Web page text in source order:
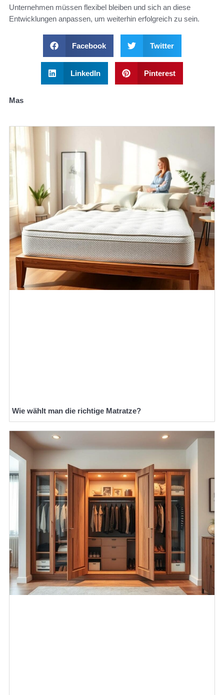
Unternehmen müssen flexibel bleiben und sich an diese
Entwicklungen anpassen, um weiterhin erfolgreich zu sein.
Facebook Twitter
LinkedIn Pinterest
Mas
Wie wählt man die richtige Matratze?